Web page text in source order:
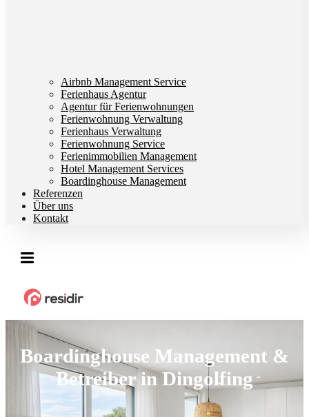
Airbnb Management Service
Ferienhaus Agentur
Agentur für Ferienwohnungen
Ferienwohnung Verwaltung
Ferienhaus Verwaltung
Ferienwohnung Service
Ferienimmobilien Management
Hotel Management Services
Boardinghouse Management
Referenzen
Über uns
Kontakt
Boardinghouse Management &
Betreiber in Dingolfing